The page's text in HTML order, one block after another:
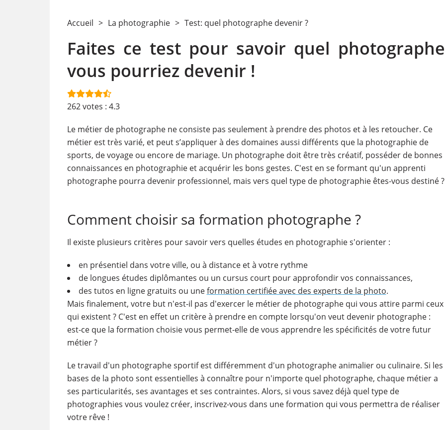
Accueil > La photographie > Test: quel photographe devenir ?
Faites ce test pour savoir quel photographe
vous pourriez devenir !
262votes : 4.3
Le métier de photographe ne consiste pas seulement à prendre des photos et à les retoucher. Ce
métier est très varié, et peut s’appliquer à des domaines aussi différents que la photographie de
sports, de voyage ou encore de mariage. Un photographe doit être très créatif, posséder de bonnes
connaissances en photographie et acquérir les bons gestes. C'est en se formant qu'un apprenti
photographe pourra devenir professionnel, mais vers quel type de photographie êtes-vous destiné ?
Comment choisir sa formation photographe ?
Il existe plusieurs critères pour savoir vers quelles études en photographie s'orienter :
en présentiel dans votre ville, ou à distance et à votre rythme
de longues études diplômantes ou un cursus court pour approfondir vos connaissances,
des tutos en ligne gratuits ou uneformation certifiée avec des experts de la photo.
Mais finalement, votre but n'est-il pas d'exercer le métier de photographe qui vous attire parmi ceux
qui existent ? C'est en effet un critère à prendre en compte lorsqu'on veut devenir photographe :
est-ce que la formation choisie vous permet-elle de vous apprendre les spécificités de votre futur
métier ?
Le travail d'un photographe sportif est différemment d'un photographe animalier ou culinaire. Si les
bases de la photo sont essentielles à connaître pour n'importe quel photographe, chaque métier a
ses particularités, ses avantages et ses contraintes. Alors, si vous savez déjà quel type de
photographies vous voulez créer, inscrivez-vous dans une formation qui vous permettra de réaliser
votre rêve !